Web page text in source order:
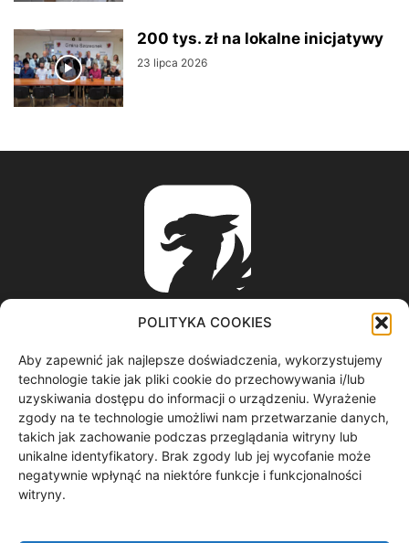
POLITYKA COOKIES
Aby zapewnić jak najlepsze doświadczenia, wykorzystujemy
technologie takie jak pliki cookie do przechowywania i/lub
uzyskiwania dostępu do informacji o urządzeniu. Wyrażenie
zgody na te technologie umożliwi nam przetwarzanie danych,
takich jak zachowanie podczas przeglądania witryny lub
unikalne identyfikatory. Brak zgody lub jej wycofanie może
negatywnie wpłynąć na niektóre funkcje i funkcjonalności
witryny.
200 tys. zł na lokalne inicjatywy
23 lipca 2026
ABOUT US
informacje z regionu / nagrania filmowe / produkcja video /
spoty reklamowe / materiały graficzne
Contact us:redakcja@gryf.tv